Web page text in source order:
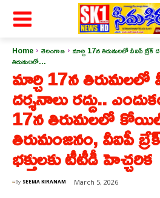
Home తెలంగాణ మార్చి 17న తిరుమలలో వీఐపీ బ్రేక్
తిరుమలలో...
మార్చి 17న తిరుమలలో
దర్శనాలు రద్దు..
17న తిరుమలలో
తిరుమంజనం, వీఐపీ బ్రేక్
భక్తులకు టీటీడీ హెచ్చరిక
By SEEMA KIRANAM March 5, 2026